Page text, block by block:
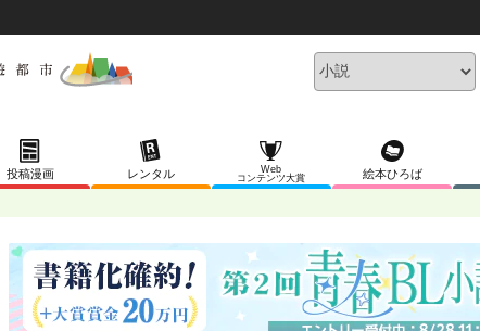
投稿漫画 レンタル
Web
コンテンツ大賞
絵本ひろば